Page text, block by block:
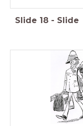
Slide 18 - Slide